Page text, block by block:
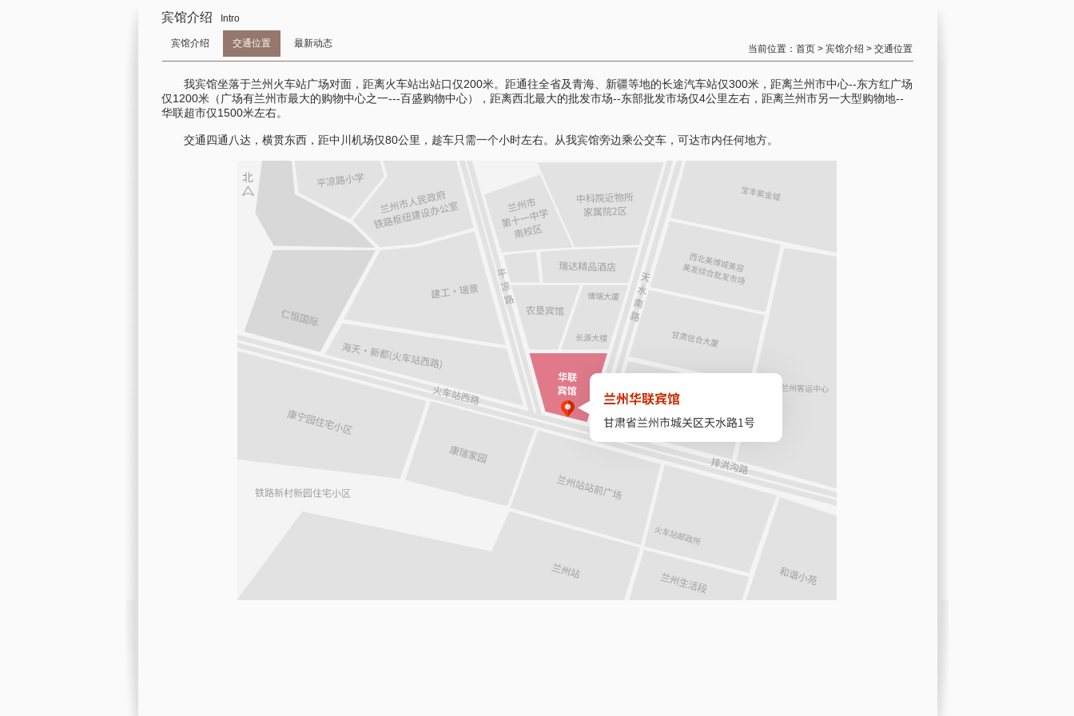
宾馆介绍 Intro
宾馆介绍 交通位置 最新动态 当前位置： 首页 > 宾馆介绍 > 交通位置
我宾馆坐落于兰州火车站广场对面，距离火车站出站口仅200米。距通往全省及青海、新疆等地的长途汽车站仅300米，距离兰州市中心--东方红广场
仅1200米（广场有兰州市最大的购物中心之一---百盛购物中心），距离西北最大的批发市场--东部批发市场仅4公里左右，距离兰州市另一大型购物地--
华联超市仅1500米左右。
交通四通八达，横贯东西，距中川机场仅80公里，趁车只需一个小时左右。从我宾馆旁边乘公交车，可达市内任何地方。